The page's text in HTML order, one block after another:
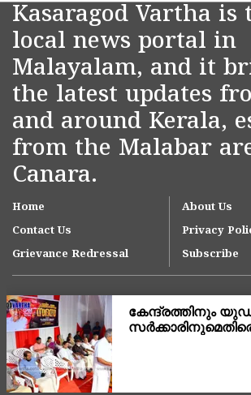
Kasaragod Vartha
local news portal in
Malayalam, and it
the latest updates
and around Kerala,
from the Malabar
Canara.
Home
About Us
Contact Us
Privacy
Grievance Redressal
Subscribe
Copyright © 2007-
'ഇന്ത്യയിലെ
മൂന്ന് ആശുപത്രി
ആസ്റ്റർ ഡിഎം